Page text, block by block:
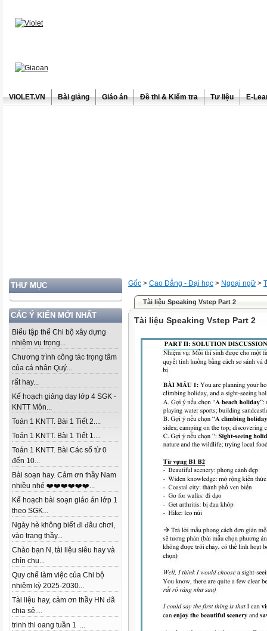
ViOLET.VN Bài giảng Giáo án Đề thi & Kiểm tra Tư liệu E-
THƯ MỤC
CÁC Ý KIẾN MỚI NHẤT
Biểu tập thể Chi bộ xây dựng
nhiệm vụ trọng...
Chương trình công tác trọng tâm
của cá nhân Quý...
rất hay...
Kế hoạch giảng dạy lớp 4 SGK -
KNTT Môn...
Toán 1 KNTT. Bài 1 Tiết 2....
Toán 1 KNTT. Bài 1 Tiết 1....
Toán 1 KNTT. Bài Các số từ 0
đến 10...
Bài soạn hay. Cảm ơn thầy Nam
nhiều nhé ❤️❤️❤️❤️❤️❤️...
Kế hoạch bài soạn giáo án lớp 1
theo SGK...
Ngày hè không biết đi đâu chơi,
vào trang thầy...
Chào bạn N, tài liệu siêu hay và
chỉn chu...
Quy chế làm việc của Chi bộ
nhiệm kỳ 2025-2030...
Tài liệu hay, cảm ơn thầy HN đã
chia sẻ....
trinh thi oang tuần 1 ...
Gốc > Cao Đẳng - Đại học > Ngoại ngữ >
Tài liệu Speaking Vstep Part 2
Tài liệu Speaking Vstep Part 2